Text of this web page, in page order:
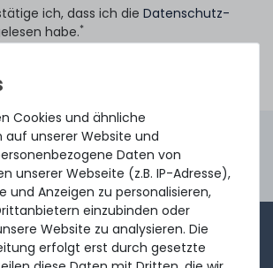
ich, dass ich die Daten­schutz­
habe.*
/5.00aus8.500Bewertungen
Geprüft. Geliefert.
André aus dem Vertriebsteam
Cookies und ähnliche
auf unserer Website und
Daten von
unserer Webseite (z.B. IP-Adresse),
und Anzeigen zu personalisieren,
einzubinden oder
Website zu analysieren. Die
erfolgt erst durch gesetzte